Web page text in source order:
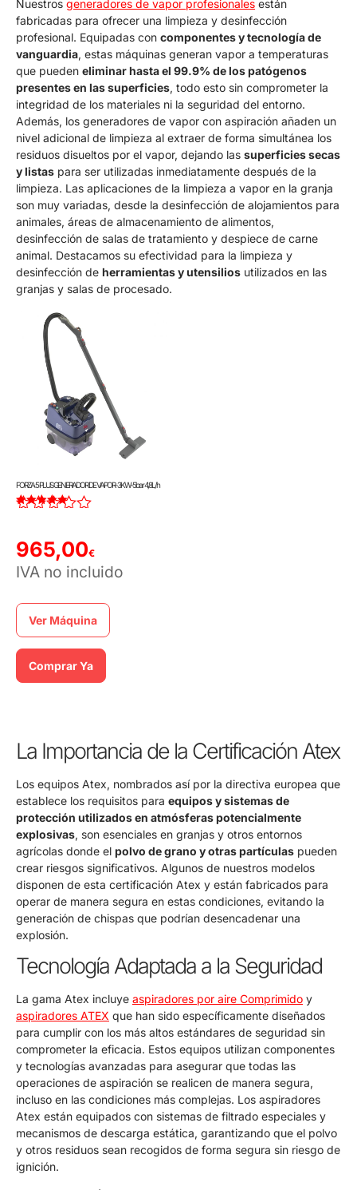
Nuestros generadores de vapor profesionales están
fabricadas para ofrecer una limpieza y desinfección
profesional. Equipadas con componentes y tecnología de
vanguardia, estas máquinas generan vapor a temperaturas
que pueden eliminar hasta el 99.9% de los patógenos
presentes en las superficies, todo esto sin comprometer la
integridad de los materiales ni la seguridad del entorno.
Además, los generadores de vapor con aspiración añaden un
nivel adicional de limpieza al extraer de forma simultánea los
residuos disueltos por el vapor, dejando las superficies secas
y listas para ser utilizadas inmediatamente después de la
limpieza. Las aplicaciones de la limpieza a vapor en la granja
son muy variadas, desde la desinfección de alojamientos para
animales, áreas de almacenamiento de alimentos,
desinfección de salas de tratamiento y despiece de carne
animal. Destacamos su efectividad para la limpieza y
desinfección de herramientas y utensilios utilizados en las
granjas y salas de procesado.
FORZA 5 PLUS GENERADOR DE VAPOR-3KW-5bar 4,8L/h
965,00€
IVA no incluido
Ver Máquina
Comprar Ya
La Importancia de la Certificación Atex
Los equipos Atex, nombrados así por la directiva europea que
establece los requisitos para equipos y sistemas de
protección utilizados en atmósferas potencialmente
explosivas, son esenciales en granjas y otros entornos
agrícolas donde el polvo de grano y otras partículas pueden
crear riesgos significativos. Algunos de nuestros modelos
disponen de esta certificación Atex y están fabricados para
operar de manera segura en estas condiciones, evitando la
generación de chispas que podrían desencadenar una
explosión.
Tecnología Adaptada a la Seguridad
La gama Atex incluye aspiradores por aire Comprimido y
aspiradores ATEX que han sido específicamente diseñados
para cumplir con los más altos estándares de seguridad sin
comprometer la eficacia. Estos equipos utilizan componentes
y tecnologías avanzadas para asegurar que todas las
operaciones de aspiración se realicen de manera segura,
incluso en las condiciones más complejas. Los aspiradores
Atex están equipados con sistemas de filtrado especiales y
mecanismos de descarga estática, garantizando que el polvo
y otros residuos sean recogidos de forma segura sin riesgo de
ignición.